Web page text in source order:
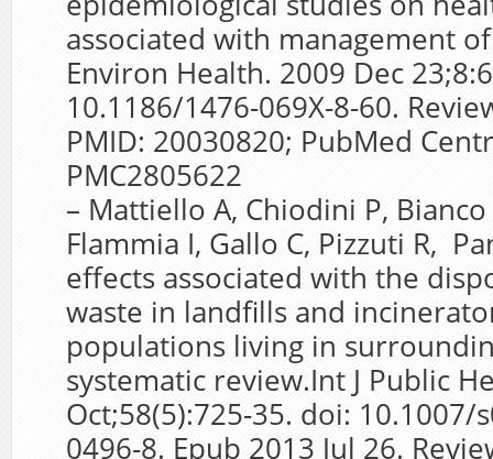
associated with management
Environ Health. 2009 Dec
10.1186/1476-069X-8-60.
PMID: 20030820; PubMed
PMC2805622
– Mattiello A, Chiodini P,
Flammia I, Gallo C, Pizzuti R,
effects associated with the
waste in landfills and
populations living in
systematic review.Int J Public
Oct;58(5):725-35. doi: 10.1007/
0496-8. Epub 2013 Jul 26.